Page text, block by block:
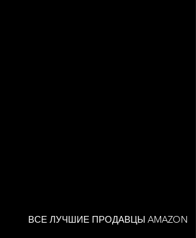
ВСЕ ЛУЧШИЕ ПРОДАВЦЫ AMAZON